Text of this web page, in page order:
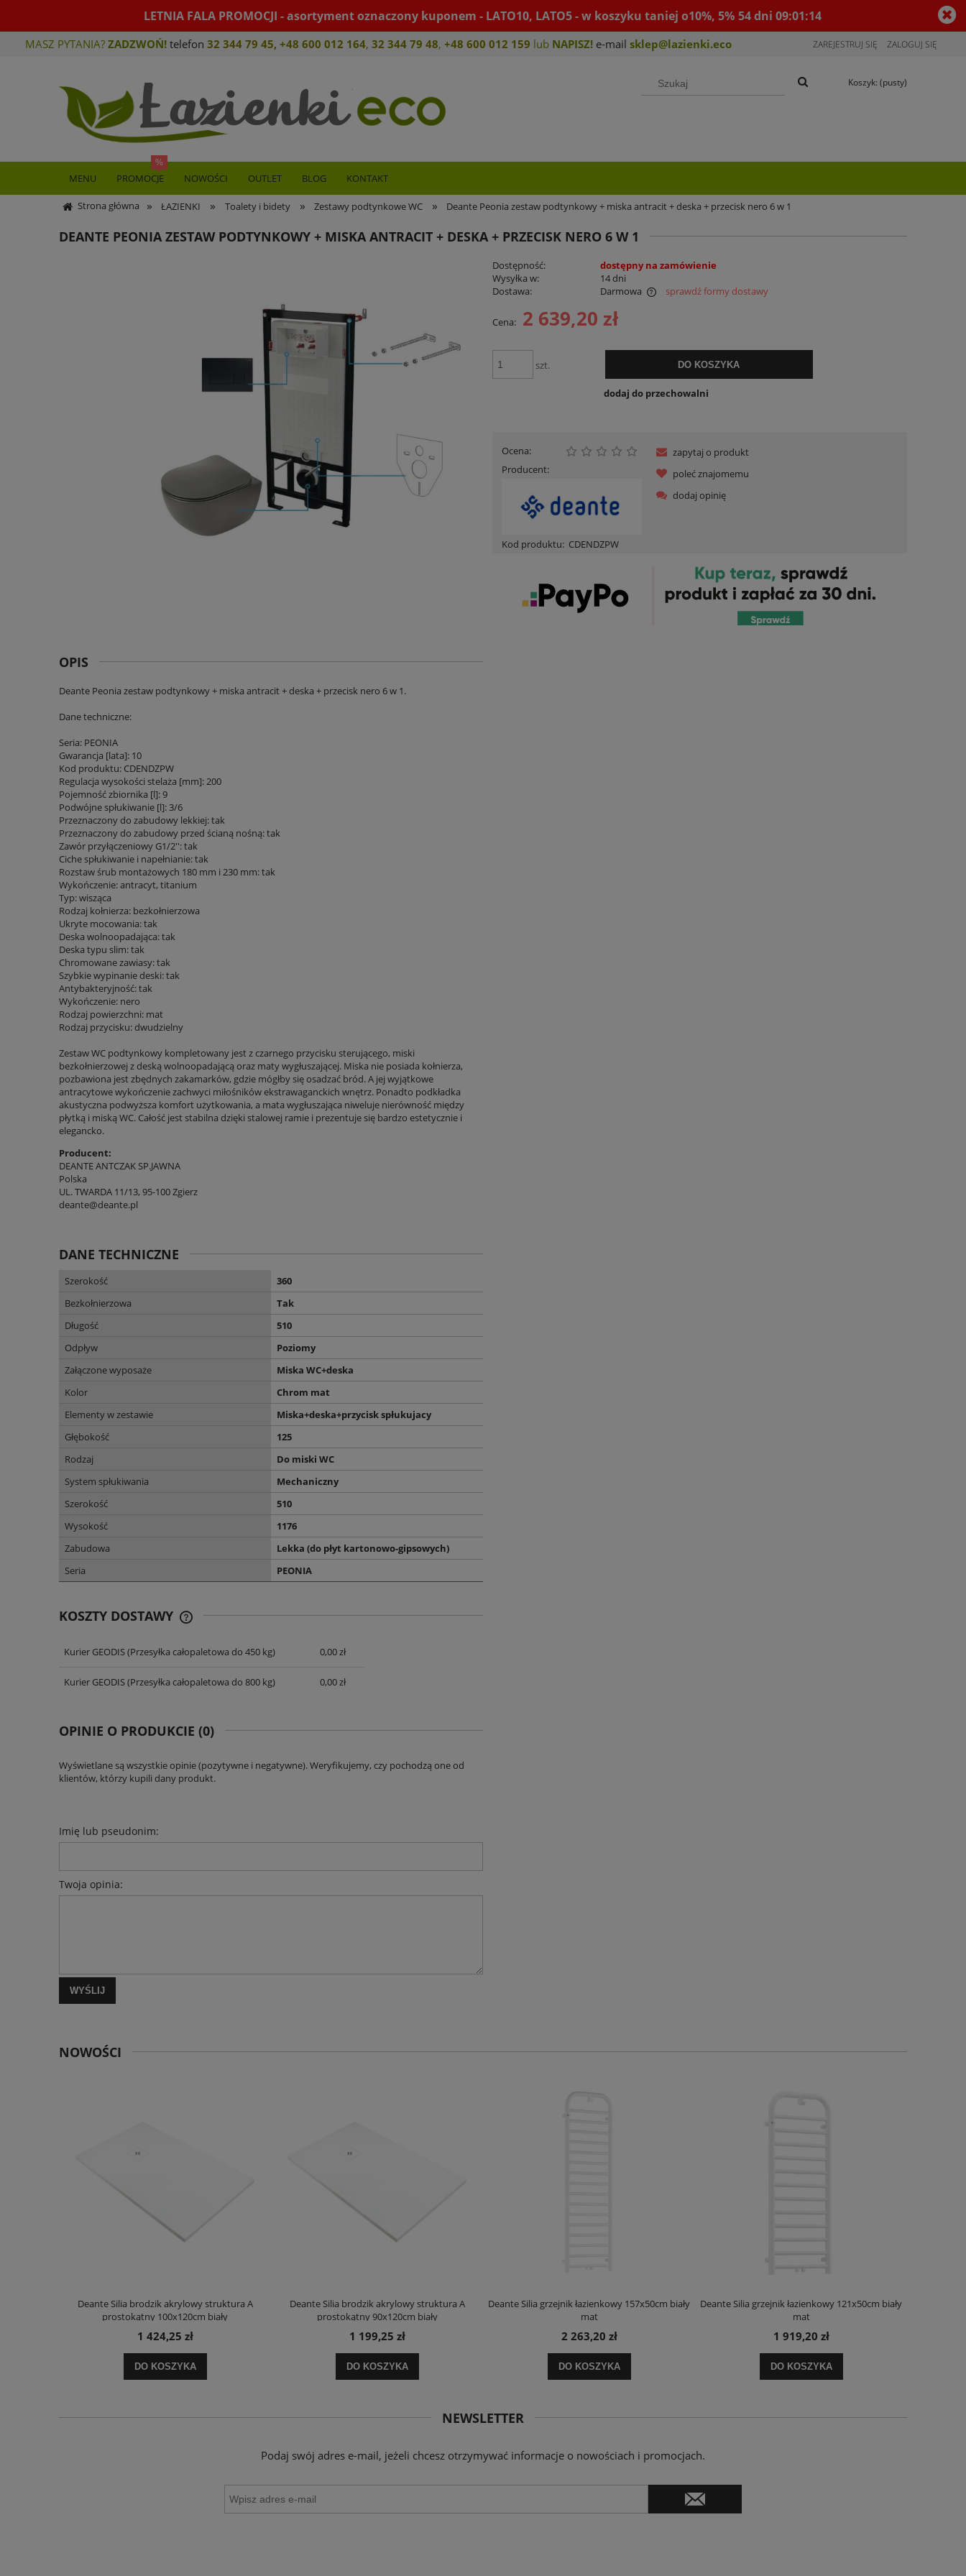
LETNIA FALA PROMOCJI - asortyment oznaczony kuponem - LATO10, LATO5 - w koszyku taniej o10%, 5% 54dni09:01:13
MASZ PYTANIA? ZADZWOŃ! telefon 32 344 79 45, +48 600 012 164, 32 344 79 48, +48 600 012 159 lub NAPISZ! e-mail sklep@lazienki.eco ZAREJESTRUJ SIĘ ZALOGUJ SIĘ
Koszyk: (pusty)
MENU PROMOCJE NOWOŚCI OUTLET BLOG KONTAKT
Strona główna » ŁAZIENKI » Toalety i bidety » Zestawy podtynkowe WC » Deante Peonia zestaw podtynkowy + miska antracit + deska + przecisk nero 6 w 1
DEANTE PEONIA ZESTAW PODTYNKOWY + MISKA ANTRACIT + DESKA + PRZECISK NERO 6 W 1
Dostępność:
dostępny na zamówienie
Wysyłka w:
14 dni
Dostawa:
Darmowa
Cena nie zawiera ewentualnych kosztów
sprawdź formy dostawy
Cena: 2 639,20 zł
szt. DO KOSZYKA
dodaj do przechowalni
Ocena:
Producent:
Kod produktu: CDENDZPW
zapytaj o produkt
poleć znajomemu
dodaj opinię
OPIS
Deante Peonia zestaw podtynkowy + miska antracit + deska + przecisk nero 6 w 1.
Dane techniczne:
Seria: PEONIA
Gwarancja [lata]: 10
Kod produktu: CDENDZPW
Regulacja wysokości stelaża [mm]: 200
Pojemność zbiornika [l]: 9
Podwójne spłukiwanie [l]: 3/6
Przeznaczony do zabudowy lekkiej: tak
Przeznaczony do zabudowy przed ścianą nośną: tak
Zawór przyłączeniowy G1/2'': tak
Ciche spłukiwanie i napełnianie: tak
Rozstaw śrub montażowych 180 mm i 230 mm: tak
Wykończenie: antracyt, titanium
Typ: wisząca
Rodzaj kołnierza: bezkołnierzowa
Ukryte mocowania: tak
Deska wolnoopadająca: tak
Deska typu slim: tak
Chromowane zawiasy: tak
Szybkie wypinanie deski: tak
Antybakteryjność: tak
Wykończenie: nero
Rodzaj powierzchni: mat
Rodzaj przycisku: dwudzielny
Zestaw WC podtynkowy kompletowany jest z czarnego przycisku sterującego, miski
bezkołnierzowej z deską wolnoopadającą oraz maty wygłuszającej. Miska nie posiada kołnierza,
pozbawiona jest zbędnych zakamarków, gdzie mógłby się osadzać bród. A jej wyjątkowe
antracytowe wykończenie zachwyci miłośników ekstrawaganckich wnętrz. Ponadto podkładka
akustyczna podwyższa komfort użytkowania, a mata wygłuszająca niweluje nierówność między
płytką i miską WC. Całość jest stabilna dzięki stalowej ramie i prezentuje się bardzo estetycznie i
elegancko.
Producent:
DEANTE ANTCZAK SP.JAWNA
Polska
UL. TWARDA 11/13, 95-100 Zgierz
deante@deante.pl
DANE TECHNICZNE
Szerokość
360
Bezkołnierzowa
Tak
Długość
510
Odpływ
Poziomy
Załączone wyposaże
Miska WC+deska
Kolor
Chrom mat
Elementy w zestawie
Miska+deska+przycisk spłukujacy
Głębokość
125
Rodzaj
Do miski WC
System spłukiwania
Mechaniczny
Szerokość
510
Wysokość
1176
Zabudowa
Lekka (do płyt kartonowo-gipsowych)
Seria
PEONIA
KOSZTY DOSTAWY
CENA NIE ZAWIERA EWENTUALNYCH
Kurier GEODIS(Przesyłka całopaletowa do 450 kg) 0,00 zł
Kurier GEODIS(Przesyłka całopaletowa do 800 kg) 0,00 zł
OPINIE O PRODUKCIE (0)
Wyświetlane są wszystkie opinie (pozytywne i negatywne). Weryfikujemy, czy pochodzą one od
klientów, którzy kupili dany produkt.
Imię lub pseudonim:
Twoja opinia:
WYŚLIJ
NOWOŚCI
Deante Silia brodzik akrylowy struktura A
prostokątny 100x120cm biały
1 424,25 zł
DO KOSZYKA
Deante Silia brodzik akrylowy struktura A
prostokątny 90x120cm biały
1 199,25 zł
DO KOSZYKA
Deante Silia grzejnik łazienkowy 157x50cm biały
mat
2 263,20 zł
DO KOSZYKA
Deante Silia grzejnik łazienkowy 121x50cm biały
mat
1 919,20 zł
DO KOSZYKA
NEWSLETTER
Podaj swój adres e-mail, jeżeli chcesz otrzymywać informacje o nowościach i promocjach.